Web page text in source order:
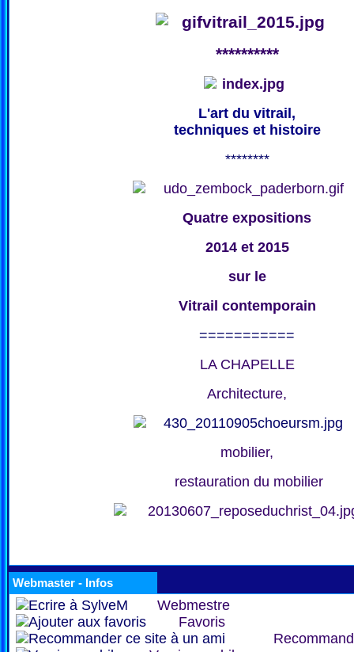
**********
L'art du vitrail,
techniques et histoire
********
Quatre expositions
2014 et 2015
sur le
Vitrail contemporain
===========
LA CHAPELLE
Architecture,
mobilier,
restauration du mobilier
Webmaster - Infos
Webmestre
Favoris